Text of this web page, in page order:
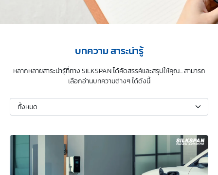
บทความ สาระน่ารู้
หลากหลายสาระน่ารู้ที่ทาง SILKSPAN ได้คัดสรรค์และสรุปให้คุณ... สามารถ
เลือกอ่านบทความต่างๆ ได้ดังนี้